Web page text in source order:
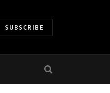
SUBSCRIBE